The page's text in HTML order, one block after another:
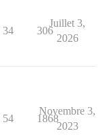
34 306
Juillet 3,
2026
54 1868
Novembre 3,
2023